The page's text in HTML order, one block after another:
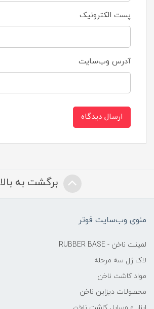
پست الکترونیک
آدرس وب‌سایت
ارسال دیدگاه
برگشت به بالا
منوی وب‌سایت فوتر
لمینت ناخن - RUBBER BASE
لاک ژل سه مرحله
مواد کاشت ناخن
محصولات دیزاین ناخن